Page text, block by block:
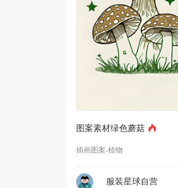
图案素材绿色蘑菇
插画图案-植物
服装星球自营